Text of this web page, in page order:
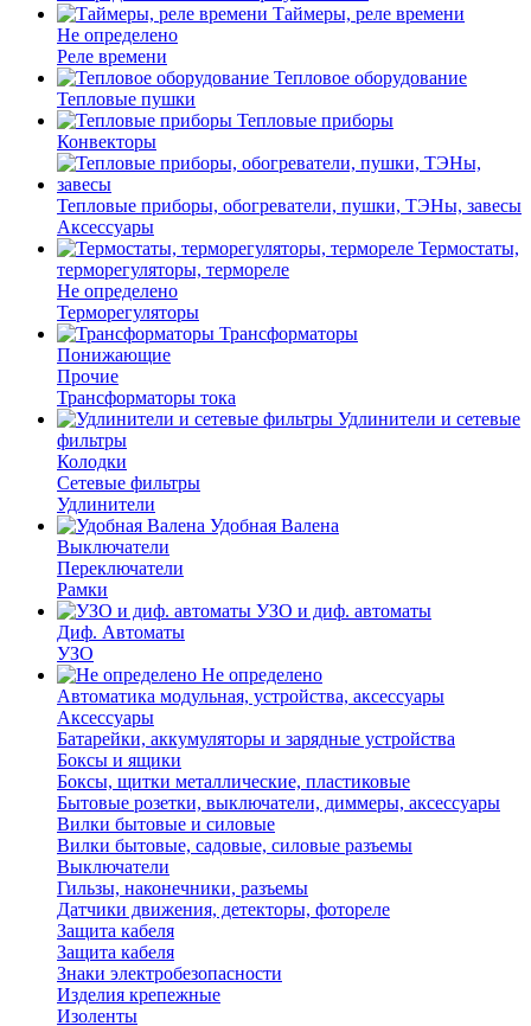
Таймеры, реле времени
Не определено
Реле времени
Тепловое оборудование
Тепловые пушки
Тепловые приборы
Конвекторы
Тепловые приборы, обогреватели, пушки, ТЭНы, завесы
Аксессуары
Термостаты,
терморегуляторы, термореле
Не определено
Терморегуляторы
Трансформаторы
Понижающие
Прочие
Трансформаторы тока
Удлинители и сетевые
фильтры
Колодки
Сетевые фильтры
Удлинители
Удобная Валена
Выключатели
Переключатели
Рамки
УЗО и диф. автоматы
Диф. Автоматы
УЗО
Не определено
Автоматика модульная, устройства, аксессуары
Аксессуары
Батарейки, аккумуляторы и зарядные устройства
Боксы и ящики
Боксы, щитки металлические, пластиковые
Бытовые розетки, выключатели, диммеры, аксессуары
Вилки бытовые и силовые
Вилки бытовые, садовые, силовые разъемы
Выключатели
Гильзы, наконечники, разъемы
Датчики движения, детекторы, фотореле
Защита кабеля
Защита кабеля
Знаки электробезопасности
Изделия крепежные
Изоленты